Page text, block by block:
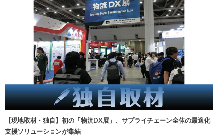
【現地取材・独自】初の「物流DX展」、サプライチェーン全体の最適化
支援ソリューションが集結